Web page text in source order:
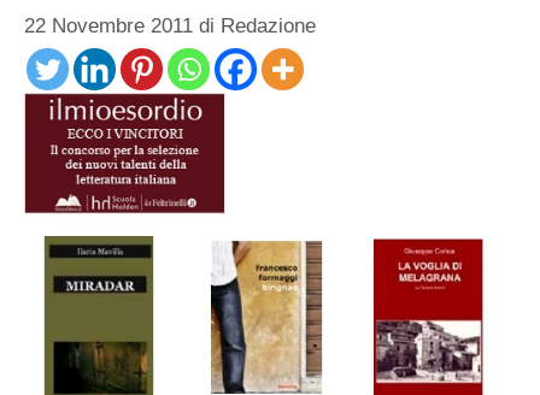
22 Novembre 2011 di Redazione